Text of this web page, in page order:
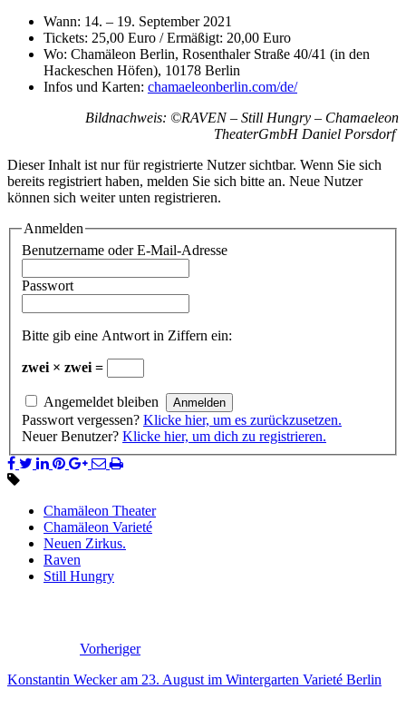
Wann: 14. – 19. September 2021
Tickets: 25,00 Euro / Ermäßigt: 20,00 Euro
Wo: Chamäleon Berlin, Rosenthaler Straße 40/41 (in den
Hackeschen Höfen), 10178 Berlin
Infos und Karten: chamaeleonberlin.com/de/
Bildnachweis: ©RAVEN – Still Hungry – Chamaeleon
TheaterGmbH Daniel Porsdorf
Dieser Inhalt ist nur für registrierte Nutzer sichtbar. Wenn Sie sich
bereits registriert haben, melden Sie sich bitte an. Neue Nutzer
können sich weiter unten registrieren.
Anmelden
Benutzername oder E-Mail-Adresse
Passwort
Bitte gib eine Antwort in Ziffern ein:
zwei × zwei =
Angemeldet bleiben
Passwort vergessen? Klicke hier, um es zurückzusetzen.
Neuer Benutzer? Klicke hier, um dich zu registrieren.
Chamäleon Theater
Chamäleon Varieté
Neuen Zirkus.
Raven
Still Hungry
Vorheriger
Konstantin Wecker am 23. August im Wintergarten Varieté Berlin